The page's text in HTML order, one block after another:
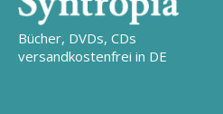
Bücher, DVDs, CDs
versandkostenfrei in DE